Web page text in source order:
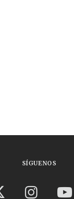
SÍGUENOS